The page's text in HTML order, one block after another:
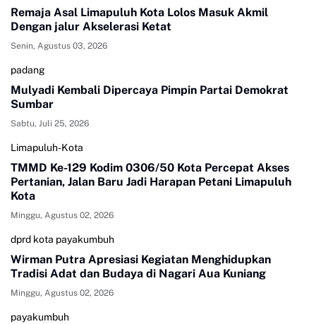
Remaja Asal Limapuluh Kota Lolos Masuk Akmil
Dengan jalur Akselerasi Ketat
Senin, Agustus 03, 2026
padang
Mulyadi Kembali Dipercaya Pimpin Partai Demokrat
Sumbar
Sabtu, Juli 25, 2026
Limapuluh-Kota
TMMD Ke-129 Kodim 0306/50 Kota Percepat Akses
Pertanian, Jalan Baru Jadi Harapan Petani Limapuluh
Kota
Minggu, Agustus 02, 2026
dprd kota payakumbuh
Wirman Putra Apresiasi Kegiatan Menghidupkan
Tradisi Adat dan Budaya di Nagari Aua Kuniang
Minggu, Agustus 02, 2026
payakumbuh